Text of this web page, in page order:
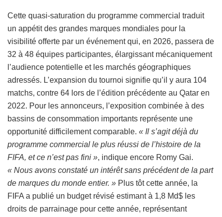
Cette quasi-saturation du programme commercial traduit
un appétit des grandes marques mondiales pour la
visibilité offerte par un événement qui, en 2026, passera de
32 à 48 équipes participantes, élargissant mécaniquement
l’audience potentielle et les marchés géographiques
adressés. L’expansion du tournoi signifie qu’il y aura 104
matchs, contre 64 lors de l’édition précédente au Qatar en
2022. Pour les annonceurs, l’exposition combinée à des
bassins de consommation importants représente une
opportunité difficilement comparable. « Il s’agit déjà du
programme commercial le plus réussi de l’histoire de la
FIFA, et ce n’est pas fini », indique encore Romy Gai.
« Nous avons constaté un intérêt sans précédent de la part
de marques du monde entier. » Plus tôt cette année, la
FIFA a publié un budget révisé estimant à 1,8 Md$ les
droits de parrainage pour cette année, représentant